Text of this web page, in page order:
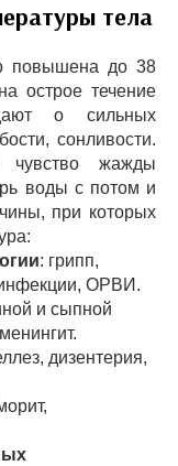
тела
повышена до 38
острое течение
о сильных
сонливости.
жажды
воды с потом и
при которых
: грипп,
ОРВИ.
и сыпной
дизентерия,